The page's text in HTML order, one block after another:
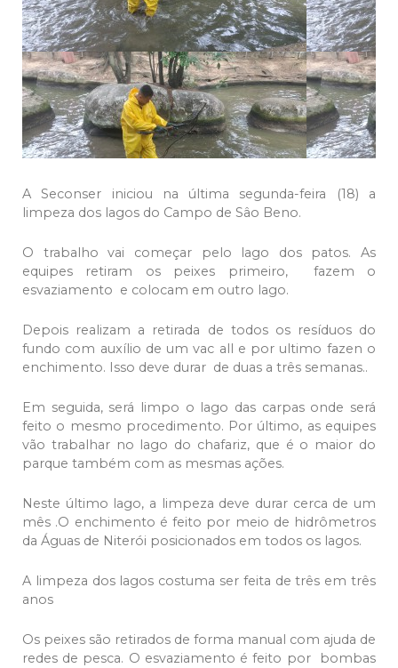
A Seconser iniciou na última segunda-feira (18) a
limpeza dos lagos do Campo de Sâo Beno.
O trabalho vai começar pelo lago dos patos. As
equipes retiram os peixes primeiro, fazem o
esvaziamento e colocam em outro lago.
Depois realizam a retirada de todos os resíduos do
fundo com auxílio de um vac all e por ultimo fazen o
enchimento. Isso deve durar de duas a três semanas..
Em seguida, será limpo o lago das carpas onde será
feito o mesmo procedimento. Por último, as equipes
vão trabalhar no lago do chafariz, que é o maior do
parque também com as mesmas ações.
Neste último lago, a limpeza deve durar cerca de um
mês .O enchimento é feito por meio de hidrômetros
da Águas de Niterói posicionados em todos os lagos.
A limpeza dos lagos costuma ser feita de três em três
anos
Os peixes são retirados de forma manual com ajuda de
redes de pesca. O esvaziamento é feito por bombas